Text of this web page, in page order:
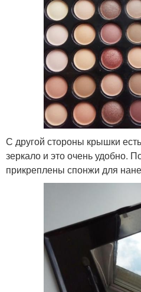
С другой стороны крышки
зеркало и это очень удобно.
прикреплены спонжи для